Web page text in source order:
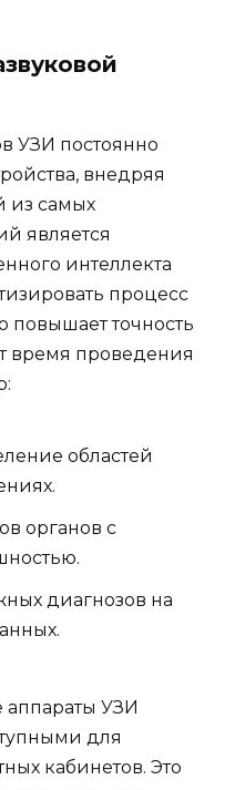
УЗИ постоянно
внедряя
из самых
является
интеллекта
процесс
повышает точность
время проведения
областей
органов с
диагнозов на
аппараты УЗИ
для
кабинетов. Это